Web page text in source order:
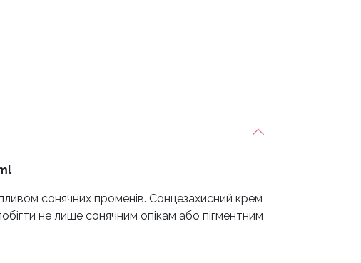
сонячних променів. Сонцезахисний крем
не лише сонячним опікам або пігментним